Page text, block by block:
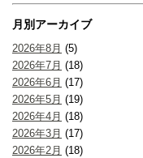
月別アーカイブ
2026年8月 (5)
2026年7月 (18)
2026年6月 (17)
2026年5月 (19)
2026年4月 (18)
2026年3月 (17)
2026年2月 (18)